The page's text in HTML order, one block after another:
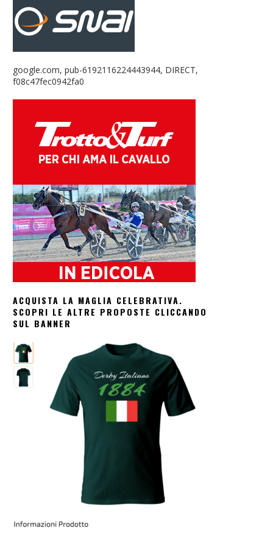
google.com, pub-6192116224443944, DIRECT,
f08c47fec0942fa0
ACQUISTA LA MAGLIA CELEBRATIVA.
SCOPRI LE ALTRE PROPOSTE CLICCANDO
SUL BANNER